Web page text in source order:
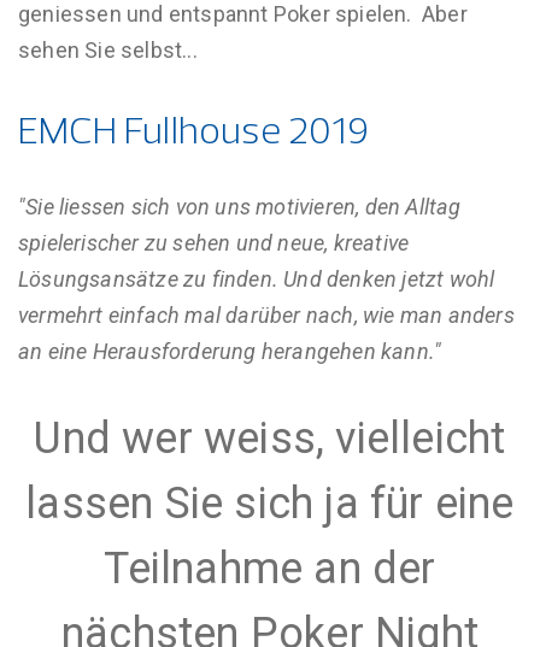
geniessen und entspannt Poker spielen. Aber
sehen Sie selbst...
EMCH Fullhouse 2019
"Sie liessen sich von uns motivieren, den Alltag
spielerischer zu sehen und neue, kreative
Lösungsansätze zu finden. Und denken jetzt wohl
vermehrt einfach mal darüber nach, wie man anders
an eine Herausforderung herangehen kann."
Und wer weiss, vielleicht
lassen Sie sich ja für eine
Teilnahme an der
nächsten Poker Night